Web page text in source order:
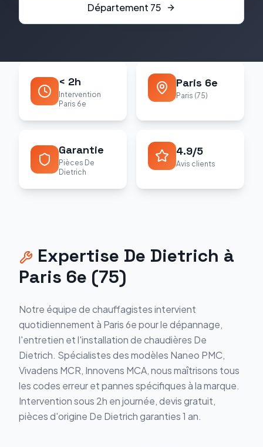
Département 75
< 2h
Intervention
Paris 6e
Paris 6e
Paris (75)
Garantie
Pièces De
Dietrich
4.9/5
Avis clients
Expertise De Dietrich à
Paris 6e (75)
Notre équipe de chauffagistes intervient
quotidiennement à Paris 6epour le dépannage,
l'entretien et l'installation de chaudières De
Dietrich. Spécialistes des modèles Naneo PMC,
Vivadens MCR, Innovens MCA, nous maîtrisons tous
les codes erreur et pannes spécifiques à la marque.
Intervention sous 2h en journée, devis gratuit,
pièces d'origine De Dietrichgaranties 1 an.